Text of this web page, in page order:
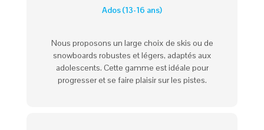
Ados (13-16 ans)
Nous proposons un large choix de skis ou de
snowboards robustes et légers, adaptés aux
adolescents. Cette gamme est idéale pour
progresser et se faire plaisir sur les pistes.